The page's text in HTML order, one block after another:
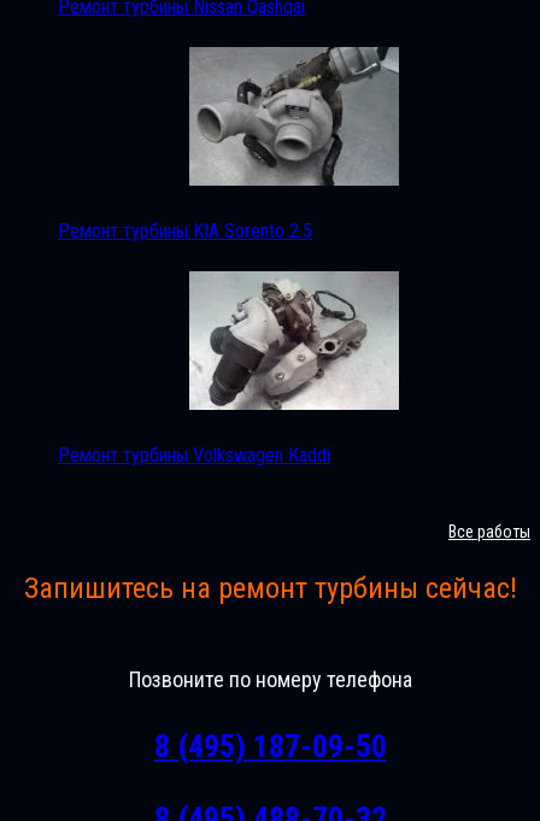
Ремонт турбины Nissan Qashqai
Ремонт турбины KIA Sorento 2.5
Ремонт турбины Volkswagen Kaddi
Все работы
Запишитесь на ремонт турбины сейчас!
Позвоните по номеру телефона
8 (495) 187-09-50